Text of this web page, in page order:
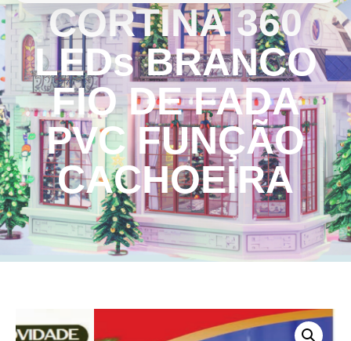
CORTINA 360
LEDs BRANCO
FIO DE FADA
PVC FUNÇÃO
CACHOEIRA